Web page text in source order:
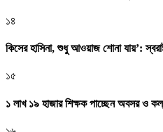
১৪
কিসের হাসিনা, শুধু আওয়াজ শোনা যায়’:
১৫
১ লাখ ১৯ হাজার শিক্ষক পাচ্ছেন অবসর ও